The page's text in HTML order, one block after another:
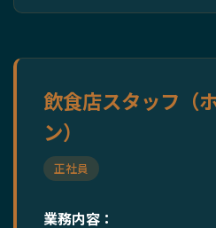
飲食店スタッフ（
ン）
正社員
業務内容：